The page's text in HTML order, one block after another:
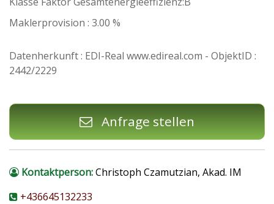
Maklerprovision : 3.00 %
Datenherkunft : EDI-Real www.edireal.com - ObjektID :
2442/2229
Anfrage stellen
Kontaktperson:Christoph Czamutzian, Akad. IM
+436645132233